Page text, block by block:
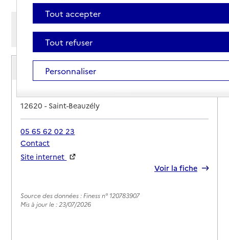
Afficher les résultats par:
Service de soins infirmiers à domicile
SSIAD
12620-Saint-Beauzély
05 65 62 02 23
Contact
Site internet
Voir la fiche
Source des données : Finess n° 120783907
Mis à jour le : 23/07/2026
Tout accepter
Tout refuser
Personnaliser